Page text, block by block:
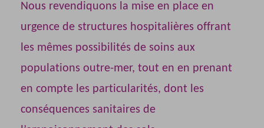
Nous revendiquons la mise en place en
urgence de structures hospitalières offrant
les mêmes possibilités de soins aux
populations outre-mer, tout en en prenant
en compte les particularités, dont les
conséquences sanitaires de